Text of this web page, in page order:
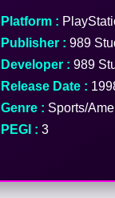
Platform :
Publisher : 989
Developer : 989
Release Date :
Genre : Sports/
PEGI : 3